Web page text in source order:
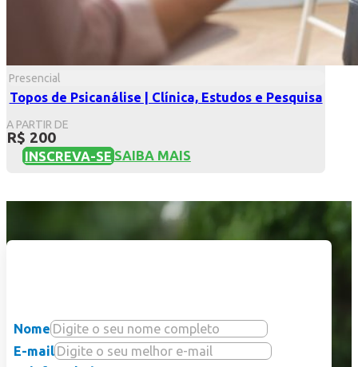
Presencial
Topos de Psicanálise | Clínica, Estudos e Pesquisa
A PARTIR DE
R$ 200
INSCREVA-SE SAIBA MAIS
Nome
E-mail